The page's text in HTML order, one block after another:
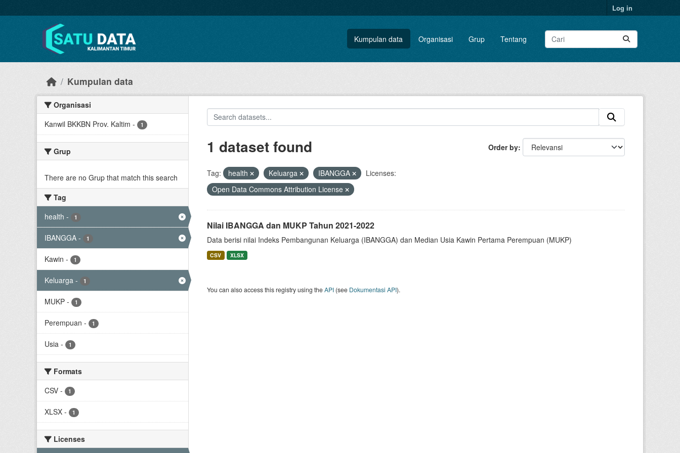
Log in
Kumpulan data Organisasi Grup Tentang
Kumpulan data
Organisasi
Kanwil BKKBN Prov. Kaltim - 1
Grup
There are no Grup that match this search
Tag
health - 1
IBANGGA - 1
Kawin - 1
Keluarga - 1
MUKP - 1
Perempuan - 1
Usia - 1
Formats
CSV - 1
XLSX - 1
Licenses
Order by
1 dataset found
Tag: health Keluarga IBANGGA
Licenses:
Open Data Commons Attribution License
Nilai IBANGGA dan MUKP Tahun 2021-2022
Data berisi nilai Indeks Pembangunan Keluarga (IBANGGA) dan Median Usia Kawin Pertama Perempuan (MUKP)
CSV XLSX
You can also access this registry using theAPI(see Dokumentasi API).